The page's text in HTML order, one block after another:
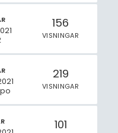
156
VISNINGAR
219
VISNINGAR
101